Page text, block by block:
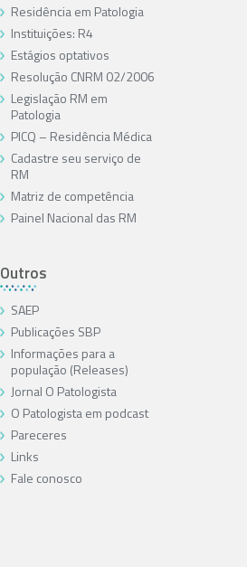
Residência em Patologia
Instituições: R4
Estágios optativos
Resolução CNRM 02/2006
Legislação RM em
Patologia
PICQ – Residência Médica
Cadastre seu serviço de
RM
Matriz de competência
Painel Nacional das RM
Outros
SAEP
Publicações SBP
Informações para a
população (Releases)
Jornal O Patologista
O Patologista em podcast
Pareceres
Links
Fale conosco